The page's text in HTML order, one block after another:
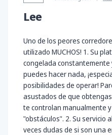
Lee
Uno de los peores
utilizado MUCHOS! 1. Su
congelada constantemente
puedes hacer nada,
posibilidades de operar!
asustados de que
te controlan manualmente
"obstáculos". 2. Su servicio
veces dudas de si son una